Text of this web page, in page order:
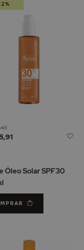
Óleo Solar SPF30